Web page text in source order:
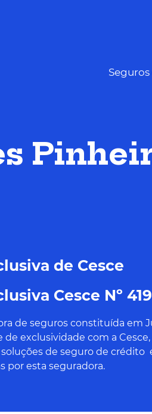
de Cesce
Cesce Nº
de seguros constituída em
exclusividade com a
de seguro de crédito
por esta seguradora.